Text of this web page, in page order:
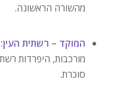
מהשורה הראשונה.
המוקד – רשתית העין:
סוכרת.